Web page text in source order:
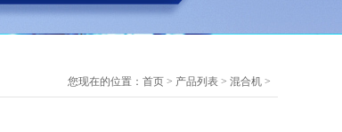
您现在的位置： 首页 > 产品列表 > 混合机 >